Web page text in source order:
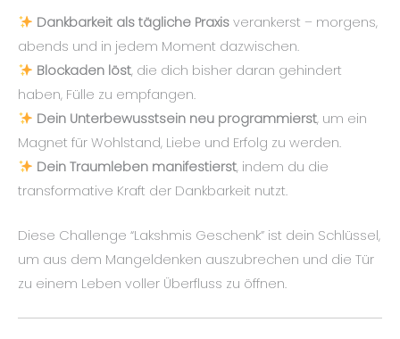
Dankbarkeit als tägliche Praxisverankerst – morgens,
abends und in jedem Moment dazwischen.
Blockaden löst, die dich bisher daran gehindert
haben, Fülle zu empfangen.
Dein Unterbewusstsein neu programmierst, um ein
Magnet für Wohlstand, Liebe und Erfolg zu werden.
Dein Traumleben manifestierst, indem du die
transformative Kraft der Dankbarkeit nutzt.
Diese Challenge “Lakshmis Geschenk” ist dein Schlüssel,
um aus dem Mangeldenken auszubrechen und die Tür
zu einem Leben voller Überfluss zu öffnen.